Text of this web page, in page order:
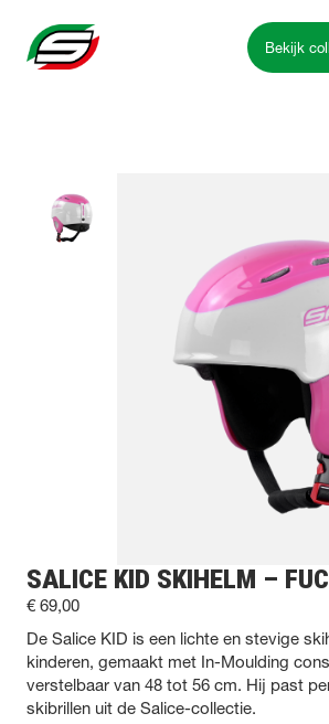
Bekijk
SALICE KID SKIHELM –
€ 69,00
De Salice KID is een lichte en stevige
kinderen, gemaakt met In-Moulding
verstelbaar van 48 tot 56 cm. Hij past
skibrillen uit de Salice-collectie.